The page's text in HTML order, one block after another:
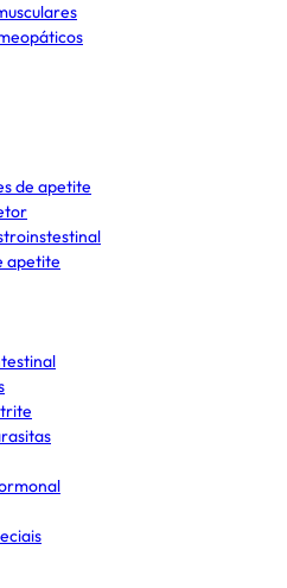
de apetite
apetite